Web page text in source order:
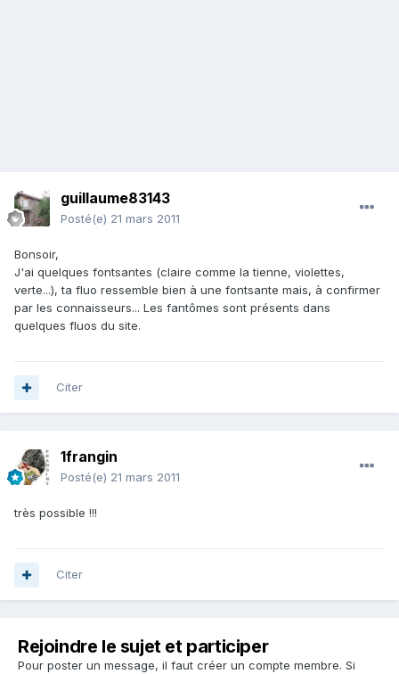
guillaume83143
Posté(e) 21 mars 2011
Bonsoir,
J'ai quelques fontsantes (claire comme la tienne, violettes,
verte...), ta fluo ressemble bien à une fontsante mais, à confirmer
par les connaisseurs... Les fantômes sont présents dans
quelques fluos du site.
Citer
1frangin
Posté(e) 21 mars 2011
très possible !!!
Citer
Rejoindre le sujet et participer
Pour poster un message, il faut créer un compte membre. Si